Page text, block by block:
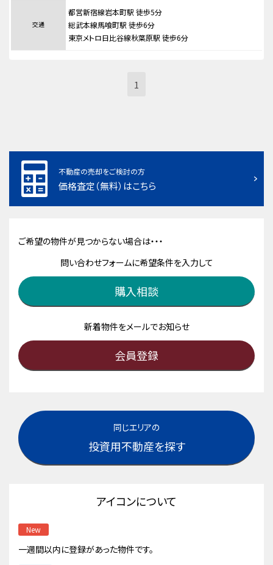
交通
都営新宿線岩本町駅 徒歩5分
総武本線馬喰町駅 徒歩6分
東京メトロ日比谷線秋葉原駅 徒歩6分
1
不動産の売却をご検討の方
価格査定（無料）はこちら
ご希望の物件が見つからない場合は・・・
問い合わせフォームに希望条件を入力して
購入相談
新着物件をメールでお知らせ
会員登録
同じエリアの
投資用不動産を探す
アイコンについて
New
一週間以内に登録があった物件です。